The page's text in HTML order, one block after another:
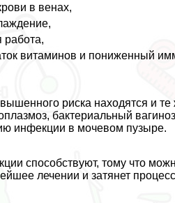
в венах,
витаминов и пониженный
риска находятся и
бактериальный
инфекции в мочевом пузыре.
способствуют, тому что
лечении и затянет